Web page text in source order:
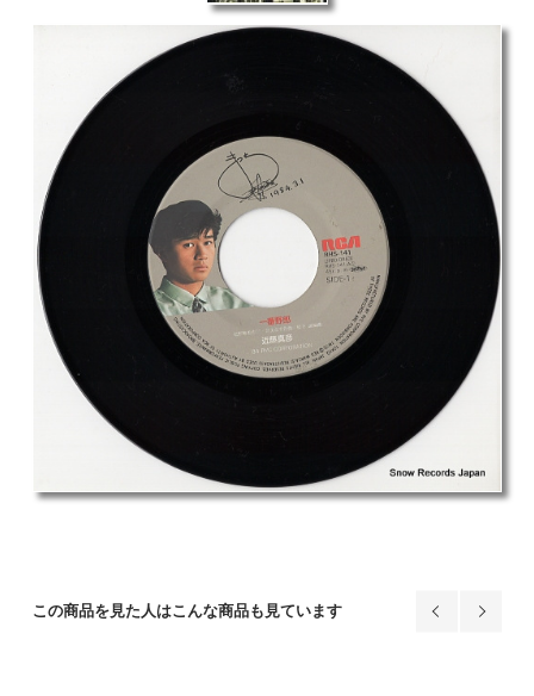
この商品を見た人はこんな商品も見ています